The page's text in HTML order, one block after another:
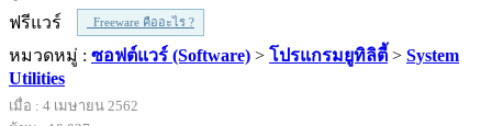
ฟรีแวร์
Freeware คืออะไร ?
หมวดหมู่ : ซอฟต์แวร์ (Software) > โปรแกรมยูทิลิตี้ > System
Utilities
เมื่อ : 4 เมษายน 2562